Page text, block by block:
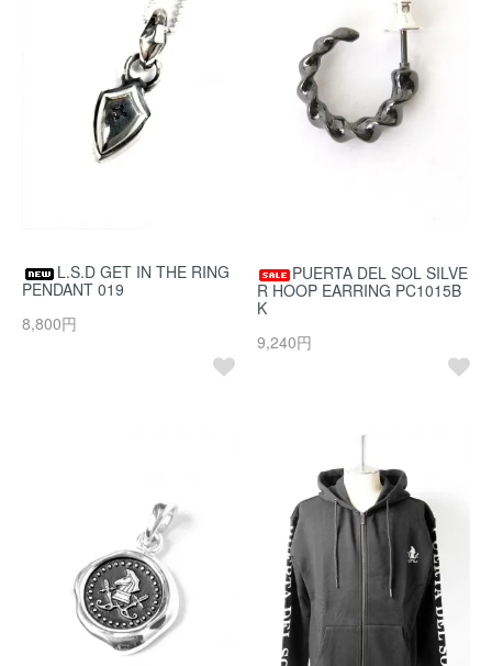
L.S.D GET IN THE RING
PENDANT 019
8,800円
PUERTA DEL SOL SILVE
R HOOP EARRING PC1015B
K
9,240円